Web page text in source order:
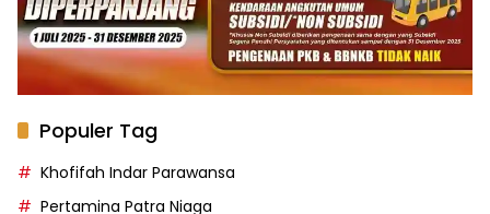
Populer Tag
Khofifah Indar Parawansa
Pertamina Patra Niaga